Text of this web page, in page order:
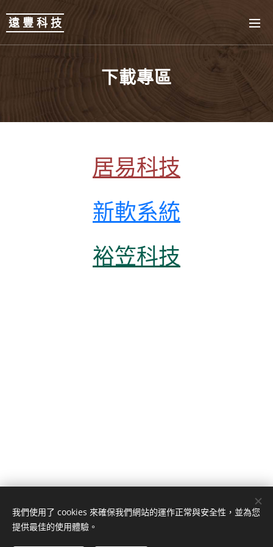
遠 豐 科 技
下載專區
居易科技
新軟系統
裕笠科技
我們使用了 cookies 來確保我們網站的運作正常與安全性，並為您
提供最佳的使用體驗。